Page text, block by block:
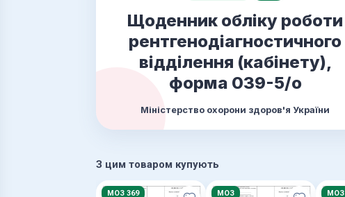
Щоденник обліку роботи
рентгенодіагностичного
відділення (кабінету),
форма 039-5/о
Міністерство охорони здоров'я України
З цим товаром купують
МОЗ 369 МОЗ МОЗ